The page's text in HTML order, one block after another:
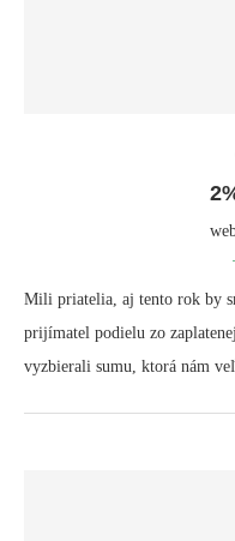
Mili priatelia, aj tento rok by
prijímatel podielu zo
vyzbierali sumu, ktorá nám